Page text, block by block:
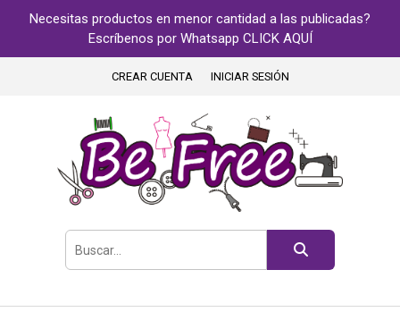
Necesitas productos en menor cantidad a las publicadas?
Escríbenos por Whatsapp CLICK AQUÍ
CREAR CUENTA INICIAR SESIÓN